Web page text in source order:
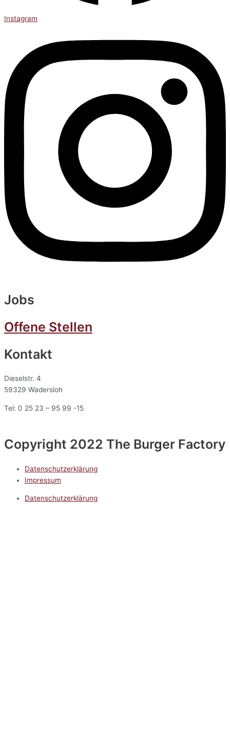
Instagram
Jobs
Offene Stellen
Kontakt
Dieselstr. 4
59329 Wadersloh
Tel: 0 25 23 – 95 99 -15
Copyright 2022 The Burger Factory
Datenschutzerklärung
Impressum
Datenschutzerklärung